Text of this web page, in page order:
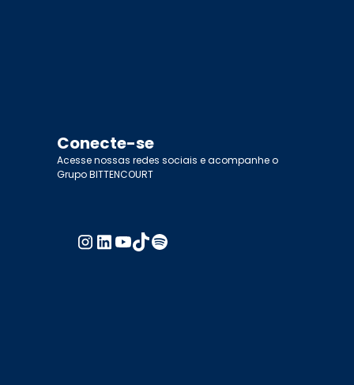
Conecte-se
Acesse nossas redes sociais e acompanhe o
Grupo BITTENCOURT